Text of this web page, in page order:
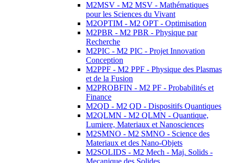
M2MSV - M2 MSV - Mathématiques
pour les Sciences du Vivant
M2OPTIM - M2 OPT - Optimisation
M2PBR - M2 PBR - Physique par
Recherche
M2PIC - M2 PIC - Projet Innovation
Conception
M2PPF - M2 PPF - Physique des Plasmas
et de la Fusion
M2PROBFIN - M2 PF - Probabilités et
Finance
M2QD - M2 QD - Dispositifs Quantiques
M2QLMN - M2 QLMN - Quantique,
Lumiere, Materiaux et Nanosciences
M2SMNO - M2 SMNO - Science des
Materiaux et des Nano-Objets
M2SOLIDS - M2 Mech - Maj. Solids -
Mecanique des Solides